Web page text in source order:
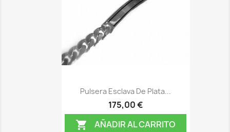
Pulsera Esclava De Plata...
175,00 €
 AÑADIR AL CARRITO